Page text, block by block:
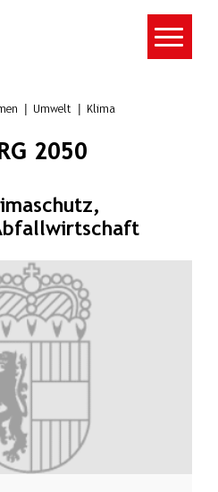
Umwelt Klima
2050
und